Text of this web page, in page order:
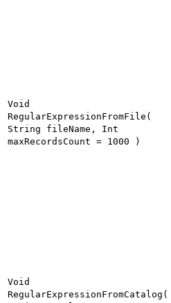
Void
RegularExpressionFromFile(
String fileName, Int
maxRecordsCount = 1000 )
Void
RegularExpressionFromCatalog(